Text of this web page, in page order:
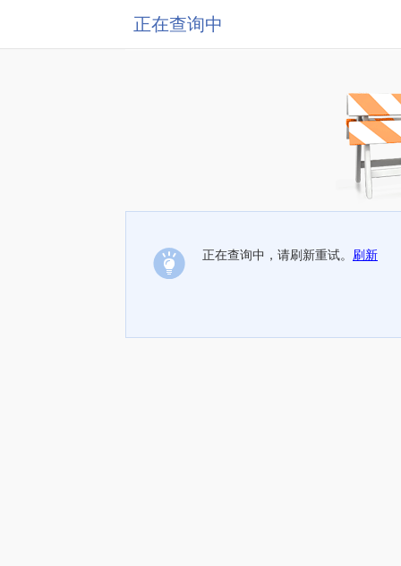
正在查询中
正在查询中，请刷新重试。 刷新